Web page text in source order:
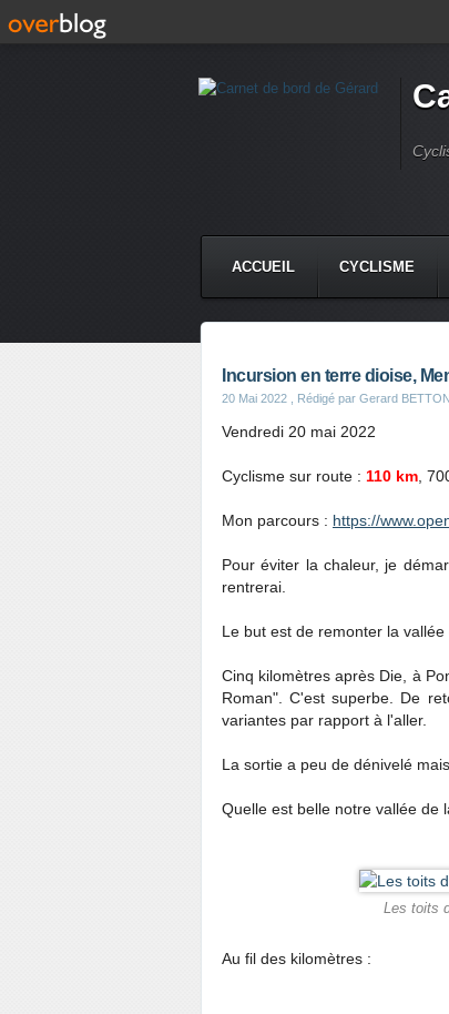
ACCUEIL CYCLISME
Incursion en terre dioise,
20 Mai 2022 , Rédigé par Gerard BETTON
Vendredi 20 mai 2022
Cyclisme sur route : 110 km ,
Mon parcours : https://
Pour éviter la chaleur, je
rentrerai.
Le but est de remonter la vallée
Cinq kilomètres après Die, à
Roman". C'est superbe. De
variantes par rapport à l'aller.
La sortie a peu de dénivelé
Quelle est belle notre vallée de
Les toits
Au fil des kilomètres :